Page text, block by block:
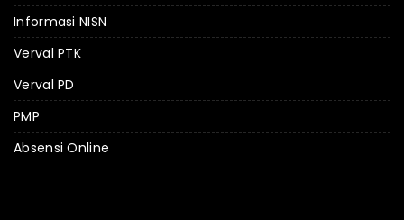
Informasi NISN
Verval PTK
Verval PD
PMP
Absensi Online